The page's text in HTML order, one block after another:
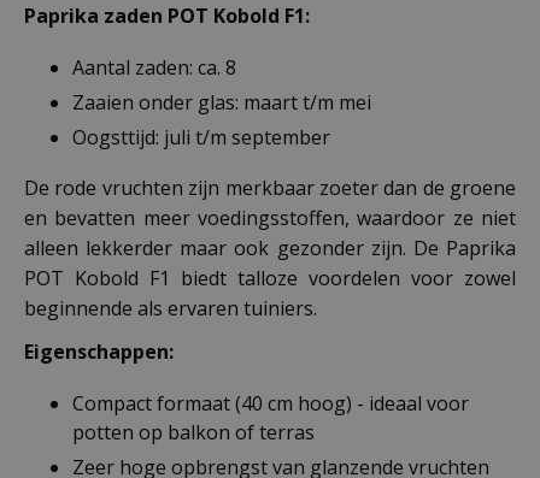
Paprika zaden POT Kobold F1:
Aantal zaden: ca. 8
Zaaien onder glas: maart t/m mei
Oogsttijd: juli t/m september
De rode vruchten zijn merkbaar zoeter dan de groene
en bevatten meer voedingsstoffen, waardoor ze niet
alleen lekkerder maar ook gezonder zijn. De Paprika
POT Kobold F1 biedt talloze voordelen voor zowel
beginnende als ervaren tuiniers.
Eigenschappen:
Compact formaat (40 cm hoog) - ideaal voor
potten op balkon of terras
Zeer hoge opbrengst van glanzende vruchten